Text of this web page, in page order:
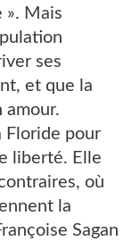
». Mais
ses
et que la
amour.
Floride pour
liberté. Elle
où
la
Sagan